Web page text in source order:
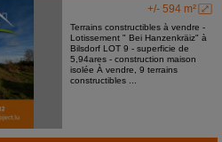
+/- 594 m²
Terrains constructibles à vendre -
Lotissement " Bei Hanzenkräiz" à
Bilsdorf LOT 9 - superficie de
5,94ares - construction maison
isolée À vendre, 9 terrains
constructibles ...